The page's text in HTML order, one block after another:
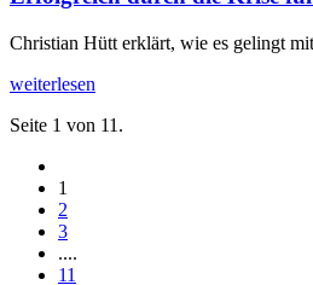
Christian Hütt erklärt, wie es gelingt
weiterlesen
Seite 1 von 11.
1
2
3
....
11